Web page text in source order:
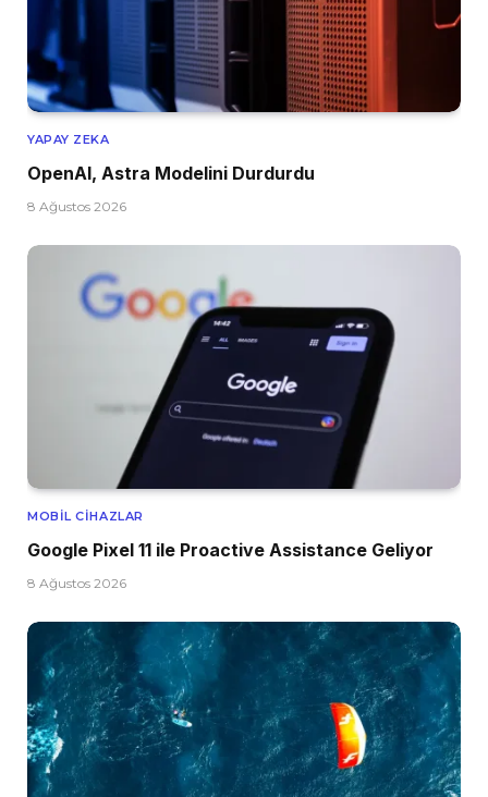
YAPAY ZEKA
OpenAI, Astra Modelini Durdurdu
8 Ağustos 2026
MOBIL CIHAZLAR
Google Pixel 11 ile Proactive Assistance Geliyor
8 Ağustos 2026